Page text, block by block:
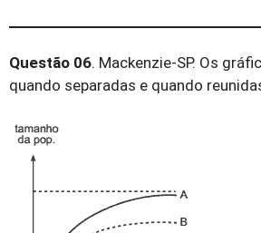
Questão 06. Mackenzie-SP. Os
quando separadas e quando